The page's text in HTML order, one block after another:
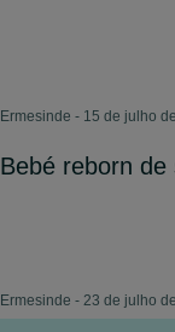
Ermesinde - 15 de julho
Bebé reborn
Ermesinde - 23 de julho